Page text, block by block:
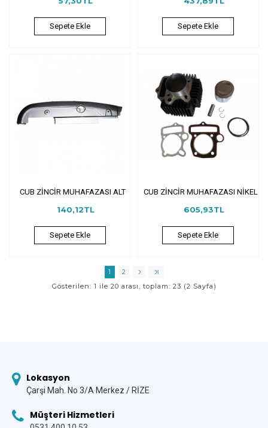
Sepete Ekle Sepete Ekle
CUB ZİNCİR MUHAFAZASI ALT
140,12TL
Sepete Ekle
CUB ZİNCİR MUHAFAZASI NİKEL
605,93TL
Sepete Ekle
1
2
Gösterilen: 1 ile 20 arası, toplam: 23 (2 Sayfa)
Lokasyon
Çarşi Mah. No 3/A Merkez / RİZE
Müşteri Hizmetleri